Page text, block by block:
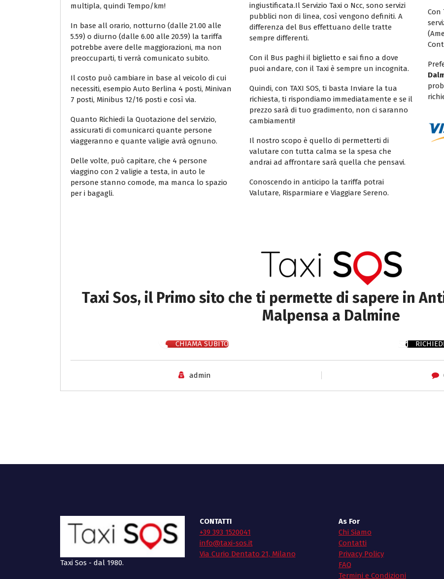
multipla, quindi Tempo/km!
In base all orario, notturno (dalle 21.00 alle
5.59) o diurno (dalle 6.00 alle 20.59) la tariffa
potrebbe avere delle maggiorazioni, ma non
preoccuparti, ti verrà comunicato subito.
Il costo può cambiare in base al veicolo di cui
necessiti, esempio Auto Berlina 4 posti, Minivan
7 posti, Minibus 12/16 posti e così via.
Quanto Richiedi la Quotazione del servizio,
assicurati di comunicarci quante persone
viaggeranno e quante valigie avrà ognuno.
Delle volte, può capitare, che 4 persone
viaggino con 2 valigie a testa, in auto le
persone stanno comode, ma manca lo spazio
per i bagagli.
ingiustificata.Il Servizio Taxi o Ncc, sono servizi
pubblici non di linea, così vengono definiti. A
differenza del Bus effettuano delle tratte
sempre differenti.
Con il Bus paghi il biglietto e sai fino a dove
puoi andare, con il Taxi è sempre un incognita.
Quindi, con TAXI SOS, ti basta Inviare la tua
richiesta, ti rispondiamo immediatamente e se il
prezzo sarà di tuo gradimento, non ci saranno
cambiamenti!
Il nostro scopo è quello di permetterti di
valutare con tutta calma se la spesa che
andrai ad affrontare sarà quella che pensavi.
Conoscendo in anticipo la tariffa potrai
Valutare, Risparmiare e Viaggiare Sereno.
Con
Taxi Sos, il Primo sito che ti permette di sapere in
Malpensa a Dalmine
CHIAMA SUBITO
admin
Taxi Sos - dal 1980.
CONTATTI
+39 393 1520041
info@taxi-sos.it
Via Curio Dentato 21, Milano
As For
Chi Siamo
Contatti
Privacy Policy
FAQ
Termini e Condizioni